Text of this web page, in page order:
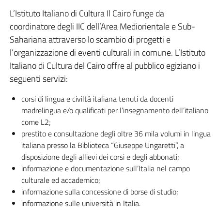
L’Istituto Italiano di Cultura Il Cairo funge da
coordinatore degli IIC dell’Area Mediorientale e Sub-
Sahariana attraverso lo scambio di progetti e
l’organizzazione di eventi culturali in comune. L’Istituto
Italiano di Cultura del Cairo offre al pubblico egiziano i
seguenti servizi:
corsi di lingua e civiltà italiana tenuti da docenti
madrelingua e/o qualificati per l’insegnamento dell’italiano
come L2;
prestito e consultazione degli oltre 36 mila volumi in lingua
italiana presso la Biblioteca “Giuseppe Ungaretti”, a
disposizione degli allievi dei corsi e degli abbonati;
informazione e documentazione sull’Italia nel campo
culturale ed accademico;
informazione sulla concessione di borse di studio;
informazione sulle università in Italia.